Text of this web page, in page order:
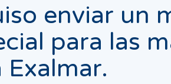
enviar un
para las
Exalmar.